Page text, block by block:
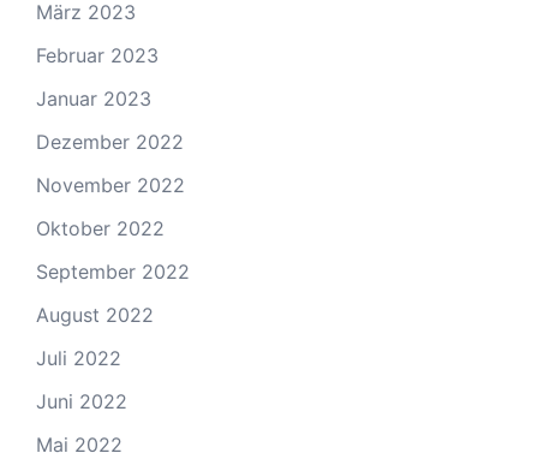
März 2023
Februar 2023
Januar 2023
Dezember 2022
November 2022
Oktober 2022
September 2022
August 2022
Juli 2022
Juni 2022
Mai 2022